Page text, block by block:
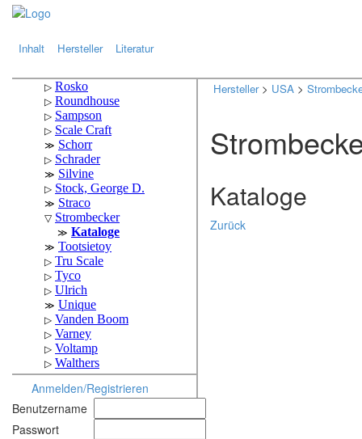
Inhalt Hersteller Literatur
Anmelden/Registrieren
Benutzername
Passwort
Hersteller> USA >
Kataloge
Zurück